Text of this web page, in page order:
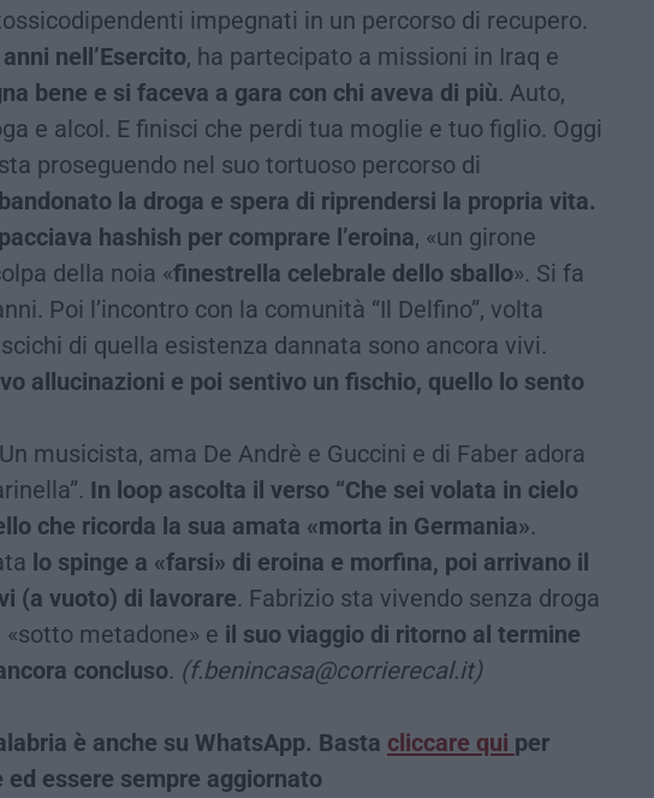
impegnati in un percorso di recupero.
nell’Esercito, ha partecipato a missioni in Iraq e
bene e si faceva a gara con chi aveva di più. Auto,
e alcol. E finisci che perdi tua moglie e tuo figlio. Oggi
proseguendo nel suo tortuoso percorso di
la droga e spera di riprendersi la propria vita.
hashish per comprare l’eroina, «un girone
della noia «finestrella celebrale dello sballo». Si fa
Poi l’incontro con la comunità “Il Delfino”, volta
di quella esistenza dannata sono ancora vivi.
allucinazioni e poi sentivo un fischio, quello lo sento
musicista, ama De Andrè e Guccini e di Faber adora
In loop ascolta il verso “Che sei volata in cielo
che ricorda la sua amata «morta in Germania».
lo spinge a «farsi» di eroina e morfina, poi arrivano il
(a vuoto) di lavorare. Fabrizio sta vivendo senza droga
«sotto metadone» e il suo viaggio di ritorno al termine
concluso. (f.benincasa@corrierecal.it)
è anche su WhatsApp. Basta cliccare qui per
essere sempre aggiornato